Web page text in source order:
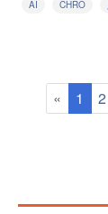
AI CHRO
« 1 2